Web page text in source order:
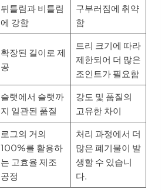
뒤틀림과 비틀림
에 강함
구부러짐에 취약
함
확장된 길이로 제
공
트리 크기에 따라
제한되어 더 많은
조인트가 필요함
슬랫에서 슬랫까
지 일관된 품질
강도 및 품질의
고유한 차이
로그의 거의
100%를 활용하
는 고효율 제조
공정
처리 과정에서 더
많은 폐기물이 발
생할 수 있습니
다.